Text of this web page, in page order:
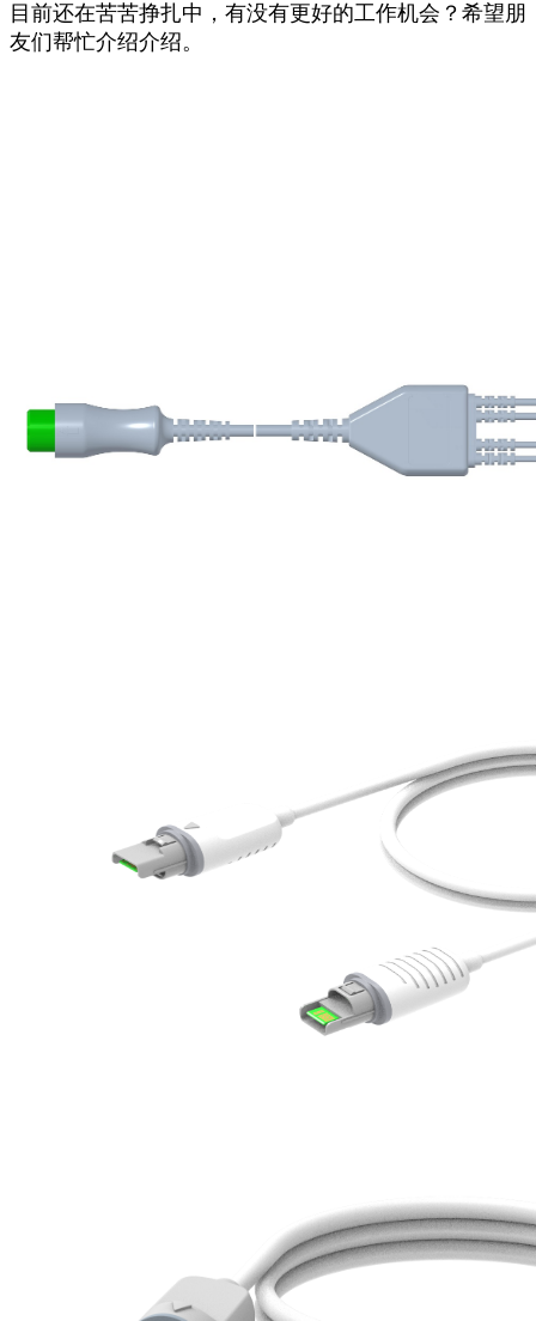
目前还在苦苦挣扎中，有没有更好的工作机会？希望朋
友们帮忙介绍介绍。